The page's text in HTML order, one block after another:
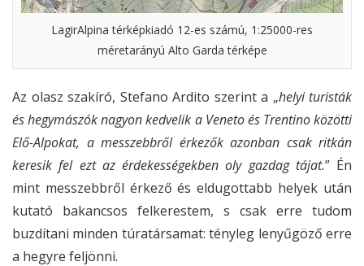
LagirAlpina térképkiadó 12-es számú, 1:25000-res
méretarányú Alto Garda térképe
Az olasz szakíró, Stefano Ardito szerint a „helyi turisták
és hegymászók nagyon kedvelik a Veneto és Trentino közötti
Elő-Alpokat, a messzebbről érkezők azonban csak ritkán
keresik fel ezt az érdekességekben oly gazdag tájat.” Én
mint messzebbről érkező és eldugottabb helyek után
kutató bakancsos felkerestem, s csak erre tudom
buzdítani minden túratársamat: tényleg lenyűgöző erre
a hegyre feljönni.